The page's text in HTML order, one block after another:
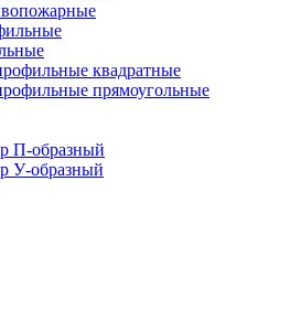
квадратные
прямоугольные
П-образный
У-образный